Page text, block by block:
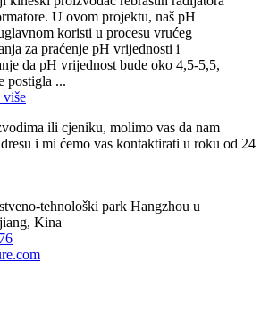
U ovom projektu, naš pH
koristi u procesu vrućeg
za praćenje pH vrijednosti i
da pH vrijednost bude oko 4,5-5,5,
postigla ...
više
ili cjeniku, molimo vas da nam
i mi ćemo vas kontaktirati u roku od 24
tehnološki park Hangzhou u
Kina